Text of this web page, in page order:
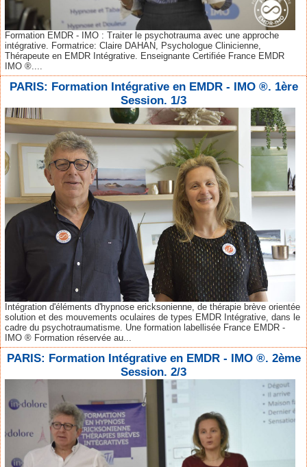
Formation EMDR - IMO : Traiter le psychotrauma avec une approche
intégrative. Formatrice: Claire DAHAN, Psychologue Clinicienne,
Thérapeute en EMDR Intégrative. Enseignante Certifiée France EMDR
IMO ®....
PARIS: Formation Intégrative en EMDR - IMO ®. 1ère
Session. 1/3
Intégration d'éléments d'hypnose ericksonienne, de thérapie brève orientée
solution et des mouvements oculaires de types EMDR Intégrative, dans le
cadre du psychotraumatisme. Une formation labellisée France EMDR -
IMO ® Formation réservée au...
PARIS: Formation Intégrative en EMDR - IMO ®. 2ème
Session. 2/3